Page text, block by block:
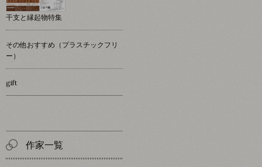
干支と縁起物特集
その他おすすめ（プラスチックフリ
ー）
gift
作家一覧